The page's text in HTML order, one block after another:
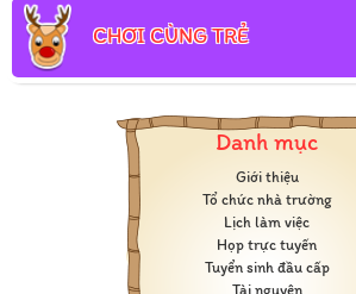
CHƠI CÙNG TRẺ
Danh mục
Giới thiệu
Tổ chức nhà trường
Lịch làm việc
Họp trực tuyến
Tuyển sinh đầu cấp
Tài nguyên